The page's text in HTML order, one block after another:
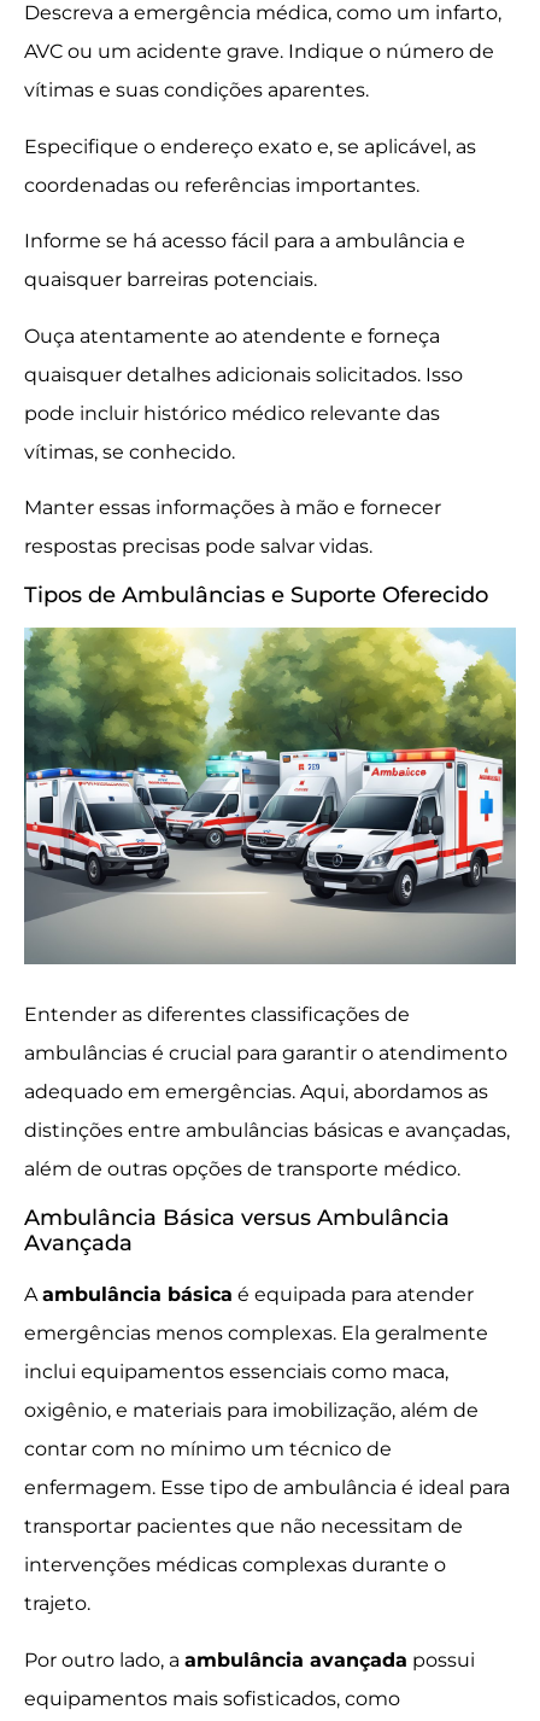
Descreva a emergência médica, como um infarto,
AVC ou um acidente grave. Indique o número de
vítimas e suas condições aparentes.
Especifique o endereço exato e, se aplicável, as
coordenadas ou referências importantes.
Informe se há acesso fácil para a ambulância e
quaisquer barreiras potenciais.
Ouça atentamente ao atendente e forneça
quaisquer detalhes adicionais solicitados. Isso
pode incluir histórico médico relevante das
vítimas, se conhecido.
Manter essas informações à mão e fornecer
respostas precisas pode salvar vidas.
Tipos de Ambulâncias e Suporte Oferecido
Entender as diferentes classificações de
ambulâncias é crucial para garantir o atendimento
adequado em emergências. Aqui, abordamos as
distinções entre ambulâncias básicas e avançadas,
além de outras opções de transporte médico.
Ambulância Básica versus Ambulância
Avançada
Aambulância básica é equipada para atender
emergências menos complexas. Ela geralmente
inclui equipamentos essenciais como maca,
oxigênio, e materiais para imobilização, além de
contar com no mínimo um técnico de
enfermagem. Esse tipo de ambulância é ideal para
transportar pacientes que não necessitam de
intervenções médicas complexas durante o
trajeto.
Por outro lado, a ambulância avançada possui
equipamentos mais sofisticados, como